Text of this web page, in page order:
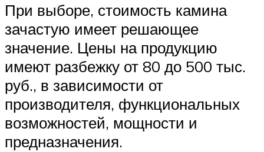
При выборе, стоимость камина
зачастую имеет решающее
значение. Цены на продукцию
имеют разбежку от 80 до 500 тыс.
руб., в зависимости от
производителя, функциональных
возможностей, мощности и
предназначения.